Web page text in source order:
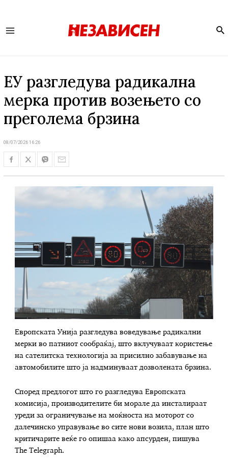
ЕУ разгледува радикална
мерка против возењето со
преголема брзина
08/07/2026 16:26
Европската Унија разгледува воведување радикални
мерки во патниот сообраќај, што вклучуваат користење
на сателитска технологија за присилно забавување на
автомобилите што ја надминуваат дозволената брзина.
Според предлогот што го разгледува Европската
комисија, производителите би морале да инсталираат
уреди за ограничување на моќноста на моторот со
далечинско управување во сите нови возила, план што
критичарите веќе го опишаа како апсурден, пишува
The Telegraph.